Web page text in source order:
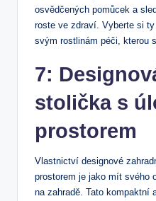
osvědčených pomůcek ‍a
roste ve zdraví. Vyberte si
svým rostlinám péči, ⁢kterou​
7:
stolička ⁤s
prostorem
Vlastnictví designové
prostorem je jako mít svého
na zahradě. Tato kompaktní